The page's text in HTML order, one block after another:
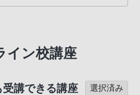
イン校講座
講できる講座 選択済み